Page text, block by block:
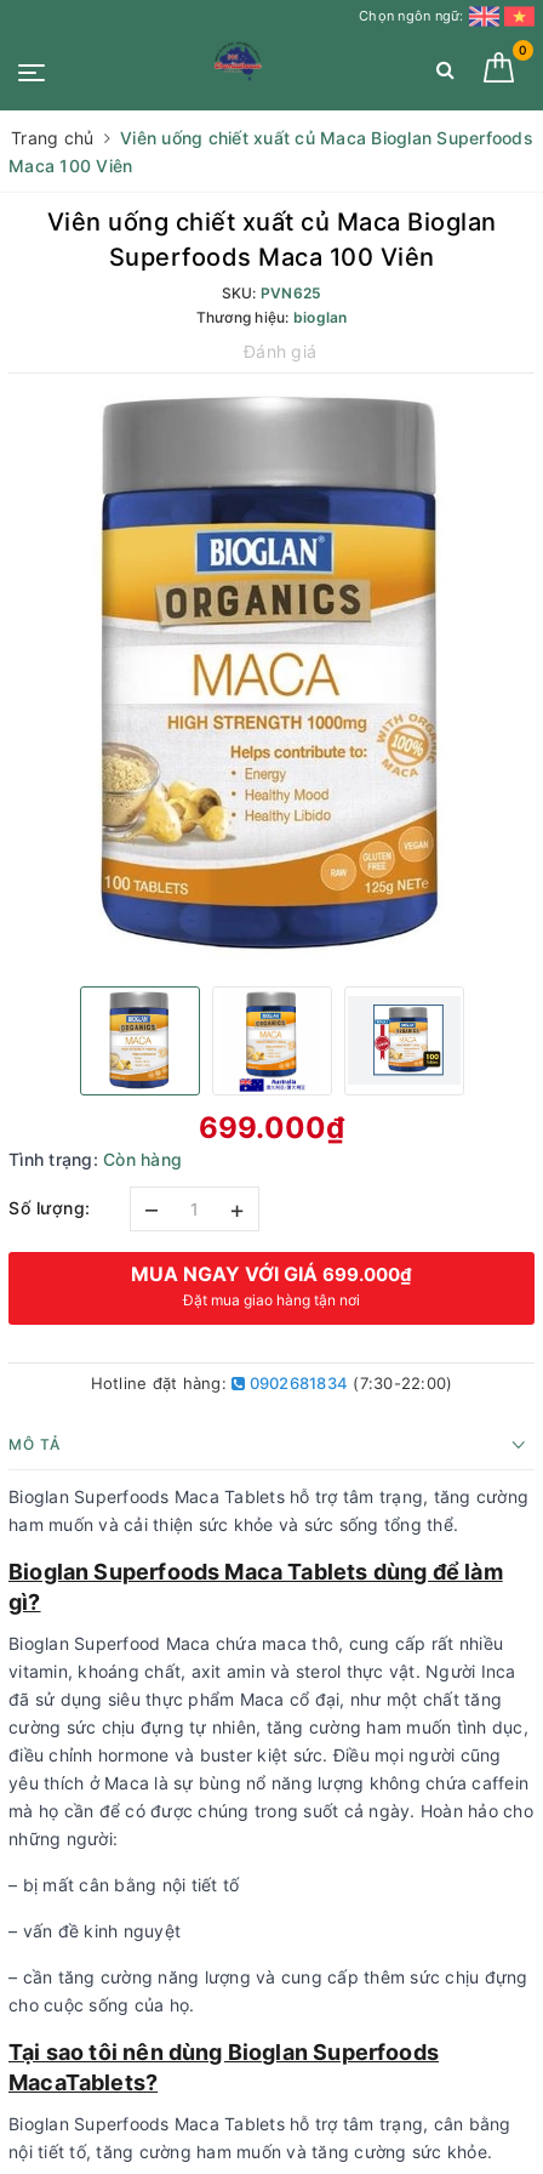
Chọn ngôn ngữ:
0
Trang chủ
Viên uống chiết xuất củ Maca Bioglan Superfoods
Maca 100 Viên
Viên uống chiết xuất củ Maca Bioglan
Superfoods Maca 100 Viên
SKU: PVN625
Thương hiệu: bioglan
Đánh giá
699.000₫
Tình trạng: Còn hàng
Số lượng: – +
MUA NGAY VỚI GIÁ 699.000₫
Đặt mua giao hàng tận nơi
Hotline đặt hàng: 0902681834 (7:30-22:00)
MÔ TẢ
Bioglan Superfoods Maca Tablets hỗ trợ tâm trạng, tăng cường
ham muốn và cải thiện sức khỏe và sức sống tổng thể.
Bioglan Superfoods Maca Tablets dùng để làm
gì?
Bioglan Superfood Maca chứa maca thô, cung cấp rất nhiều
vitamin, khoáng chất, axit amin và sterol thực vật. Người Inca
đã sử dụng siêu thực phẩm Maca cổ đại, như một chất tăng
cường sức chịu đựng tự nhiên, tăng cường ham muốn tình dục,
điều chỉnh hormone và buster kiệt sức. Điều mọi người cũng
yêu thích ở Maca là sự bùng nổ năng lượng không chứa caffein
mà họ cần để có được chúng trong suốt cả ngày. Hoàn hảo cho
những người:
– bị mất cân bằng nội tiết tố
– vấn đề kinh nguyệt
– cần tăng cường năng lượng và cung cấp thêm sức chịu đựng
cho cuộc sống của họ.
Tại sao tôi nên dùng Bioglan Superfoods
MacaTablets?
Bioglan Superfoods Maca Tablets hỗ trợ tâm trạng, cân bằng
nội tiết tố, tăng cường ham muốn và tăng cường sức khỏe.